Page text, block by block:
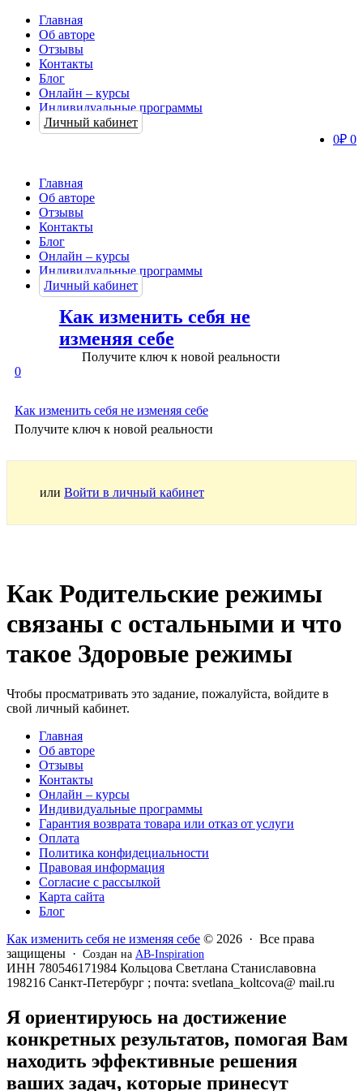
Главная
Об авторе
Отзывы
Контакты
Блог
Онлайн – курсы
Индивидуальные программы
Личный кабинет
0₽ 0
Главная
Об авторе
Отзывы
Контакты
Блог
Онлайн – курсы
Индивидуальные программы
Личный кабинет
Как изменить себя не
изменяя себе
Получите ключ к новой реальности
0
Как изменить себя не изменяя себе
Получите ключ к новой реальности
или Войти в личный кабинет
Как Родительские режимы
связаны с остальными и что
такое Здоровые режимы
Чтобы просматривать это задание, пожалуйста, войдите в
свой личный кабинет.
Главная
Об авторе
Отзывы
Контакты
Онлайн – курсы
Индивидуальные программы
Гарантия возврата товара или отказ от услуги
Оплата
Политика конфидециальности
Правовая информация
Согласие с рассылкой
Карта сайта
Блог
Как изменить себя не изменяя себе © 2026 · Все права
защищены · Создан на AB-Inspiration
ИНН 780546171984 Кольцова Светлана Станиславовна
198216 Санкт-Петербург ; почта: svetlana_koltcova@ mail.ru
Я ориентируюсь на достижение
конкретных результатов, помогая Вам
находить эффективные решения
ваших задач, которые принесут